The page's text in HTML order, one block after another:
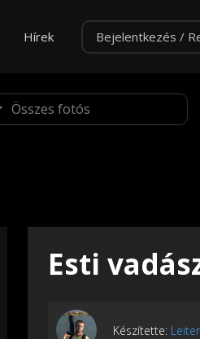
Hírek Bejelentkezés /
Esti
Készítette: